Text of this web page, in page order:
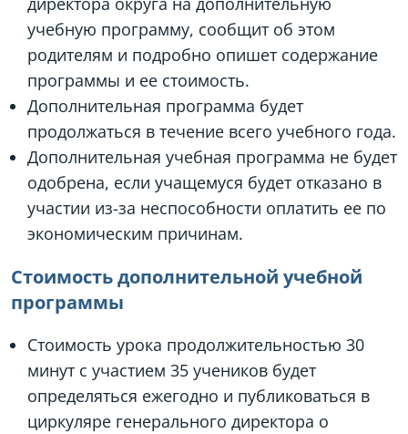
учебную программу, сообщит об этом
родителям и подробно опишет содержание
программы и ее стоимость.
Дополнительная программа будет
продолжаться в течение всего учебного года.
Дополнительная учебная программа не будет
одобрена, если учащемуся будет отказано в
участии из-за неспособности оплатить ее по
экономическим причинам.
Стоимость дополнительной учебной
программы
Стоимость урока продолжительностью 30
минут с участием 35 учеников будет
определяться ежегодно и публиковаться в
циркуляре генерального директора о